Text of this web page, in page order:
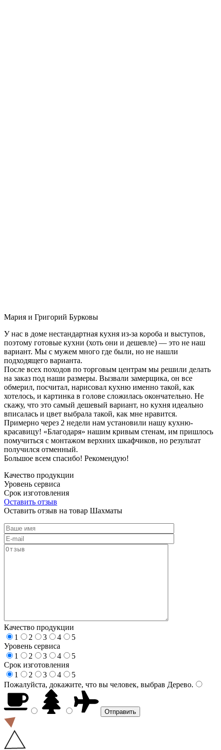
Мария и Григорий Бурковы
У нас в доме нестандартная кухня из-за короба и выступов,
поэтому готовые кухни (хоть они и дешевле) — это не наш
вариант. Мы с мужем много где были, но не нашли
подходящего варианта.
После всех походов по торговым центрам мы решили делать
на заказ под наши размеры. Вызвали замерщика, он все
обмерил, посчитал, нарисовал кухню именно такой, как
хотелось, и картинка в голове сложилась окончательно. Не
скажу, что это самый дешевый вариант, но кухня идеально
вписалась и цвет выбрала такой, как мне нравится.
Примерно через 2 недели нам установили нашу кухню-
красавицу! «Благодаря» нашим кривым стенам, им пришлось
помучиться с монтажом верхних шкафчиков, но результат
получился отменный.
Большое всем спасибо! Рекомендую!
Качество продукции
Уровень сервиса
Срок изготовления
Оставить отзыв
Оставить отзыв на товар Шахматы
Качество продукции
1
2 3 4
5
Уровень сервиса
1
2 3 4
5
Срок изготовления
1
2 3 4
5
Пожалуйста, докажите, что вы человек, выбрав Дерево.